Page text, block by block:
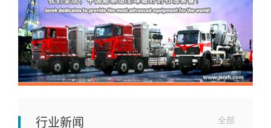
行业新闻 全部